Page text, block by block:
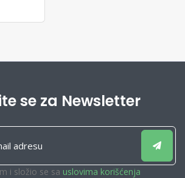
se za Newsletter
i složio se sa uslovima korišćenja